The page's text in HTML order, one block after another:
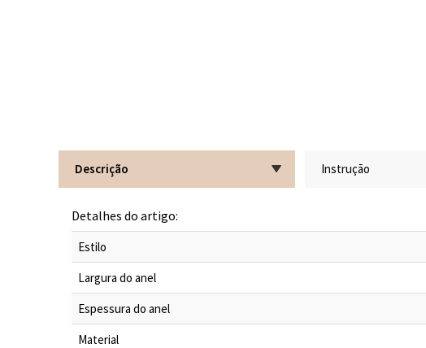
Descrição Instrução
Detalhes do artigo:
Estilo
Largura do anel
Espessura do anel
Material